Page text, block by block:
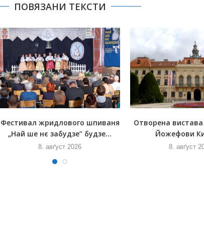
ПОВЯЗАНИ ТЕКСТИ
Фестивал жридлового шпиваня
„Най ше нє забудзе” будзе...
8. авґуст 2026
Отворена
Йожефови
8. авґуст